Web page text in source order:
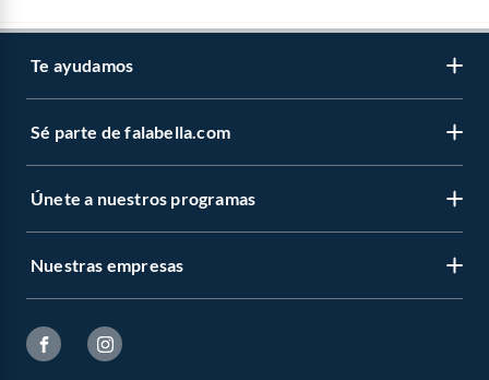
Te ayudamos
Sé parte de falabella.com
Únete a nuestros programas
Nuestras empresas